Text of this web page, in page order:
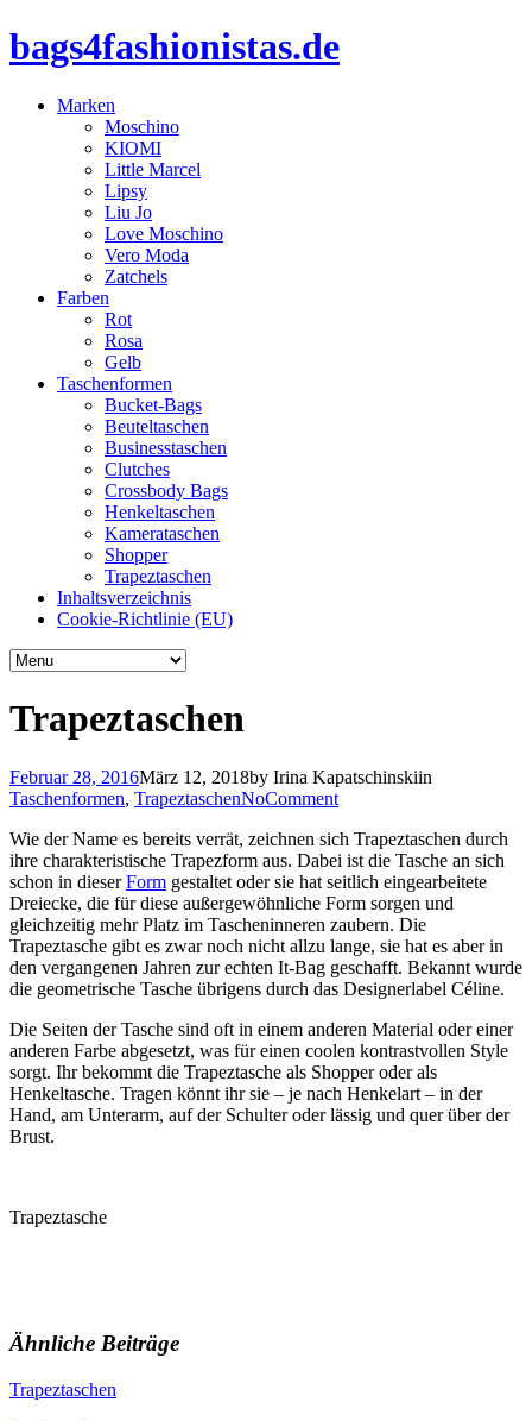
bags4fashionistas.de
Marken
Moschino
KIOMI
Little Marcel
Lipsy
Liu Jo
Love Moschino
Vero Moda
Zatchels
Farben
Rot
Rosa
Gelb
Taschenformen
Bucket-Bags
Beuteltaschen
Businesstaschen
Clutches
Crossbody Bags
Henkeltaschen
Kamerataschen
Shopper
Trapeztaschen
Inhaltsverzeichnis
Cookie-Richtlinie (EU)
Trapeztaschen
Februar 28, 2016März 12, 2018by Irina Kapatschinskiin
Taschenformen, TrapeztaschenNoComment
Wie der Name es bereits verrät, zeichnen sich Trapeztaschen durch
ihre charakteristische Trapezform aus. Dabei ist die Tasche an sich
schon in dieserForm gestaltet oder sie hat seitlich eingearbeitete
Dreiecke, die für diese außergewöhnliche Form sorgen und
gleichzeitig mehr Platz im Tascheninneren zaubern. Die
Trapeztasche gibt es zwar noch nicht allzu lange, sie hat es aber in
den vergangenen Jahren zur echten It-Bag geschafft. Bekannt wurde
die geometrische Tasche übrigens durch das Designerlabel Céline.
Die Seiten der Tasche sind oft in einem anderen Material oder einer
anderen Farbe abgesetzt, was für einen coolen kontrastvollen Style
sorgt. Ihr bekommt die Trapeztasche als Shopper oder als
Henkeltasche. Tragen könnt ihr sie – je nach Henkelart – in der
Hand, am Unterarm, auf der Schulter oder lässig und quer über der
Brust.
Trapeztasche
Ähnliche Beiträge
Trapeztaschen